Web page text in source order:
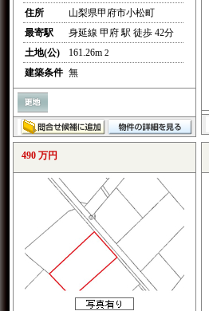
住所
山梨県甲府市小松町
最寄駅
身延線 甲府 駅 徒歩 42分
土地(公)
161.26m 2
建築条件 無
490 万円